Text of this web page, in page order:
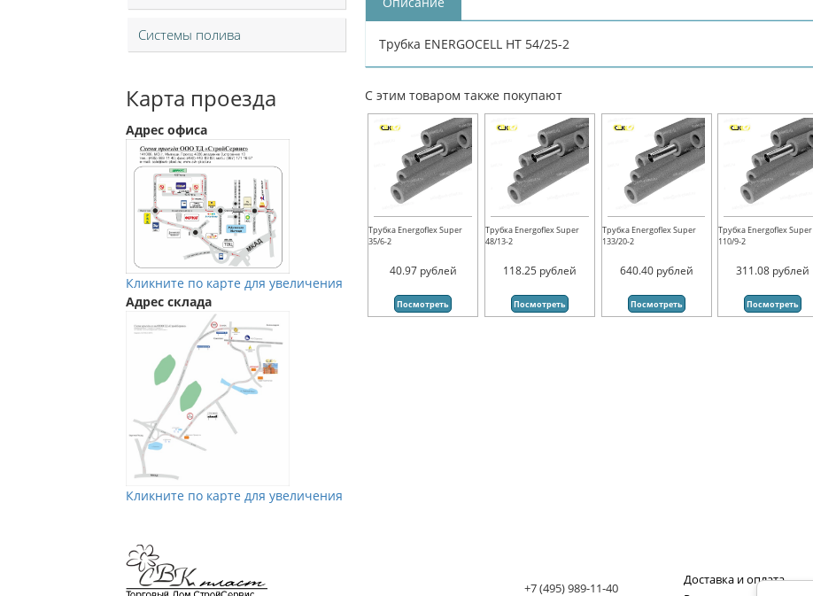
Системы полива
Карта проезда
Адрес офиса
Кликните по карте для увеличения
Адрес склада
Кликните по карте для увеличения
Трубка ENERGOCELL HT 54/25-2
С этим товаром также покупают
Трубка Energoflex Super
35/6-2
40.97 рублей
Посмотреть
Трубка Energoflex Super
48/13-2
118.25 рублей
Посмотреть
Трубка Energoflex Super
133/20-2
640.40 рублей
Посмотреть
Трубка Energoflex Super
110/9-2
311.08 рублей
Посмотреть
+7 (495) 989-11-40
Доставка и оплата
Мы в Vkontakte
Мы в Телеграм